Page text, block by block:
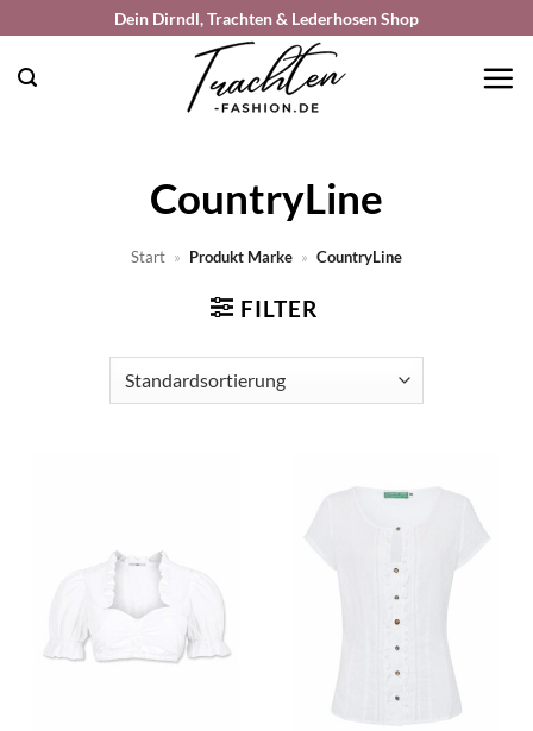
springen
Dein Dirndl, Trachten & Lederhosen Shop
CountryLine
Start » Produkt Marke » CountryLine
FILTER